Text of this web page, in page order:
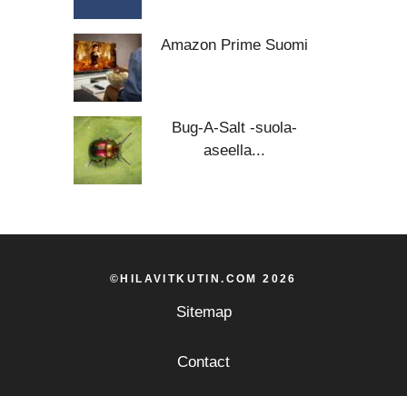
Amazon Prime Suomi
Bug-A-Salt -suola-
aseella...
©HILAVITKUTIN.COM 2026
Sitemap
Contact